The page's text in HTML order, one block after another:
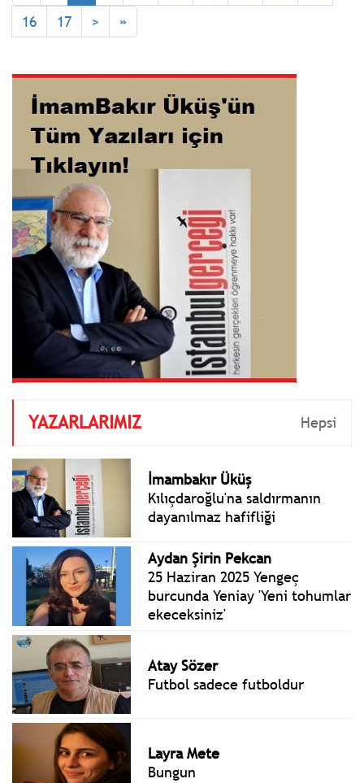
16
17 > »
YAZARLARIMIZ Hepsi
İmambakır Üküş
Kılıçdaroğlu'na saldırmanın
dayanılmaz hafifliği
Aydan Şirin Pekcan
25 Haziran 2025 Yengeç
burcunda Yeniay 'Yeni tohumlar
ekeceksiniz'
Atay Sözer
Futbol sadece futboldur
Layra Mete
Bungun